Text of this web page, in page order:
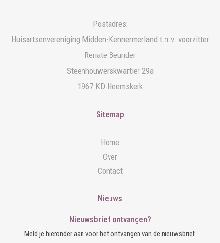
Postadres:
Huisartsenvereniging Midden-Kennermerland t.n.v. voorzitter
Renate Beunder
Steenhouwerskwartier 29a
1967 KD Heemskerk
Sitemap
Home
Over
Contact
Nieuws
Nieuwsbrief ontvangen?
Meld je hieronder aan voor het ontvangen van de nieuwsbrief.